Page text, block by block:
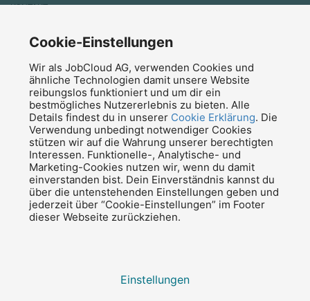
KONTAKT
Medien
News
Blog
Newsletter abonnieren
© 2026 JobCloud — Alle Rechte vorbehalten
Cookie-Einstellungen
Wir als JobCloud AG, verwenden Cookies und
ähnliche Technologien damit unsere Website
reibungslos funktioniert und um dir ein
bestmögliches Nutzererlebnis zu bieten. Alle
Details findest du in unserer Cookie Erklärung. Die
Verwendung unbedingt notwendiger Cookies
stützen wir auf die Wahrung unserer berechtigten
Interessen. Funktionelle-, Analytische- und
Marketing-Cookies nutzen wir, wenn du damit
einverstanden bist. Dein Einverständnis kannst du
über die untenstehenden Einstellungen geben und
jederzeit über “Cookie-Einstellungen” im Footer
dieser Webseite zurückziehen.
Einstellungen